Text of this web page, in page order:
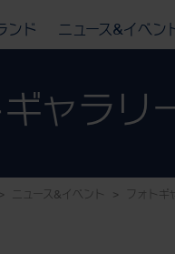
ンド ニュース&イベン
ギャラリ
ニュース&イベント フォトギ